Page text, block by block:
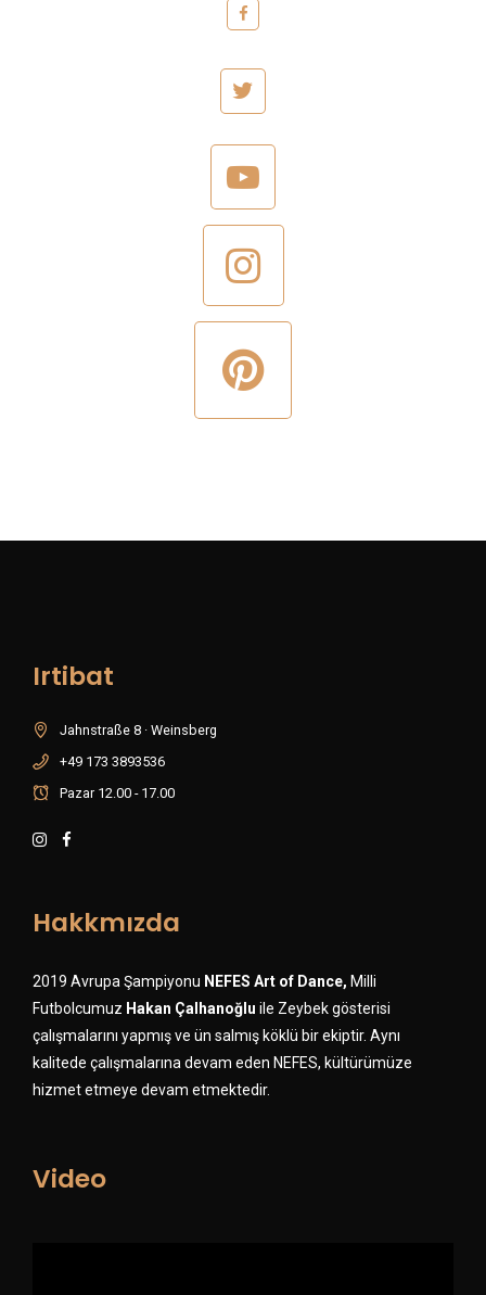
Irtibat
Jahnstraße 8 · Weinsberg
+49 173 3893536
Pazar 12.00 - 17.00
Hakkmızda
2019 Avrupa Şampiyonu NEFES Art of Dance, Milli
Futbolcumuz Hakan Çalhanoğlu ile Zeybek gösterisi
çalışmalarını yapmış ve ün salmış köklü bir ekiptir. Aynı
kalitede çalışmalarına devam eden NEFES, kültürümüze
hizmet etmeye devam etmektedir.
Video